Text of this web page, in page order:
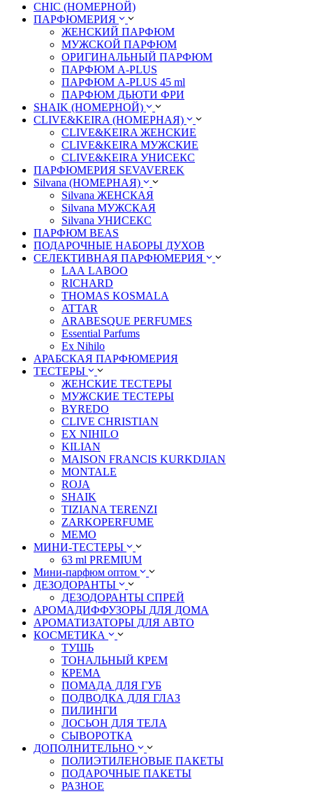
CHIC (НОМЕРНОЙ)
ПАРФЮМЕРИЯ
ЖЕНСКИЙ ПАРФЮМ
МУЖСКОЙ ПАРФЮМ
ОРИГИНАЛЬНЫЙ ПАРФЮМ
ПАРФЮМ A-PLUS
ПАРФЮМ A-PLUS 45 ml
ПАРФЮМ ДЬЮТИ ФРИ
SHAIK (НОМЕРНОЙ)
CLIVE&KEIRA (НОМЕРНАЯ)
CLIVE&KEIRA ЖЕНСКИЕ
CLIVE&KEIRA МУЖСКИЕ
CLIVE&KEIRA УНИСЕКС
ПАРФЮМЕРИЯ SEVAVEREK
Silvana (НОМЕРНАЯ)
Silvana ЖЕНСКАЯ
Silvana МУЖСКАЯ
Silvana УНИСЕКС
ПАРФЮМ BEAS
ПОДАРОЧНЫЕ НАБОРЫ ДУХОВ
СЕЛЕКТИВНАЯ ПАРФЮМЕРИЯ
LАА LABОО
RICHARD
THOMAS KOSMALA
ATTAR
ARABESQUE PERFUMES
Essential Parfums
Ex Nihilo
АРАБСКАЯ ПАРФЮМЕРИЯ
ТЕСТЕРЫ
ЖЕНСКИЕ ТЕСТЕРЫ
МУЖСКИЕ ТЕСТЕРЫ
BYREDO
CLIVE CHRISTIAN
EX NIHILO
KILIAN
MAISON FRANCIS KURKDJIAN
MONTALE
ROJA
SHAIK
TIZIANA TERENZI
ZARKOPERFUME
MEMO
МИНИ-ТЕСТЕРЫ
63 ml PREMIUM
Мини-парфюм оптом
ДЕЗОДОРАНТЫ
ДЕЗОДОРАНТЫ СПРЕЙ
АРОМАДИФФУЗОРЫ ДЛЯ ДОМА
АРОМАТИЗАТОРЫ ДЛЯ АВТО
КОСМЕТИКА
ТУШЬ
ТОНАЛЬНЫЙ КРЕМ
КРЕМА
ПОМАДА ДЛЯ ГУБ
ПОДВОДКА ДЛЯ ГЛАЗ
ПИЛИНГИ
ЛОСЬОН ДЛЯ ТЕЛА
СЫВОРОТКА
ДОПОЛНИТЕЛЬНО
ПОЛИЭТИЛЕНОВЫЕ ПАКЕТЫ
ПОДАРОЧНЫЕ ПАКЕТЫ
РАЗНОЕ